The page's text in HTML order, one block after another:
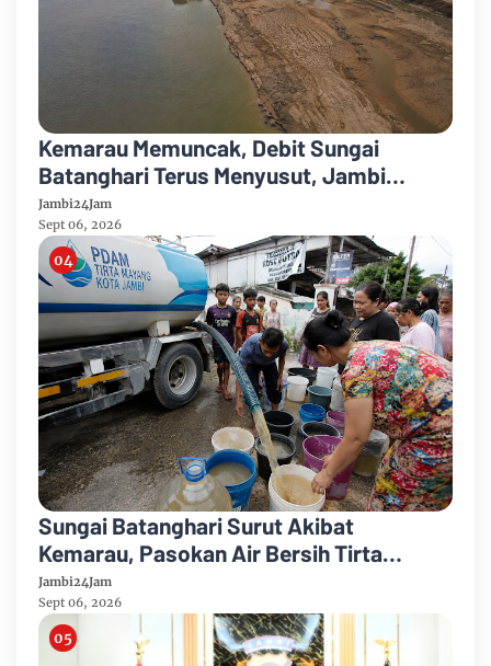
Kemarau Memuncak, Debit Sungai
Batanghari Terus Menyusut, Jambi
Hadapi Ancaman Krisis Air Bersih dan
Karhutla
Jambi24Jam
Sept 06, 2026
Sungai Batanghari Surut Akibat
Kemarau, Pasokan Air Bersih Tirta
Mayang Jambi Keruh
Jambi24Jam
Sept 06, 2026